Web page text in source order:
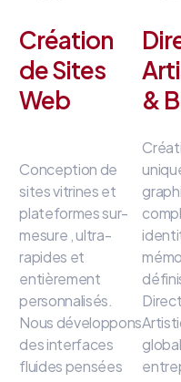
Création
de Sites
Web
Conception de
sites vitrines et
plateformes sur-
mesure , ultra-
rapides et
entièrement
personnalisés.
Nous développons
des interfaces
fluidespensées
&